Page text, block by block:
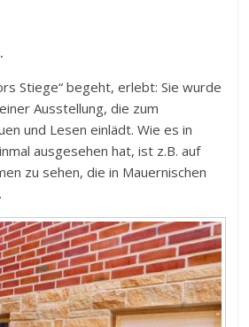
Stiege“ begeht, erlebt: Sie wurde
Ausstellung, die zum
und Lesen einlädt. Wie es in
ausgesehen hat, ist z.B. auf
zu sehen, die in Mauernischen